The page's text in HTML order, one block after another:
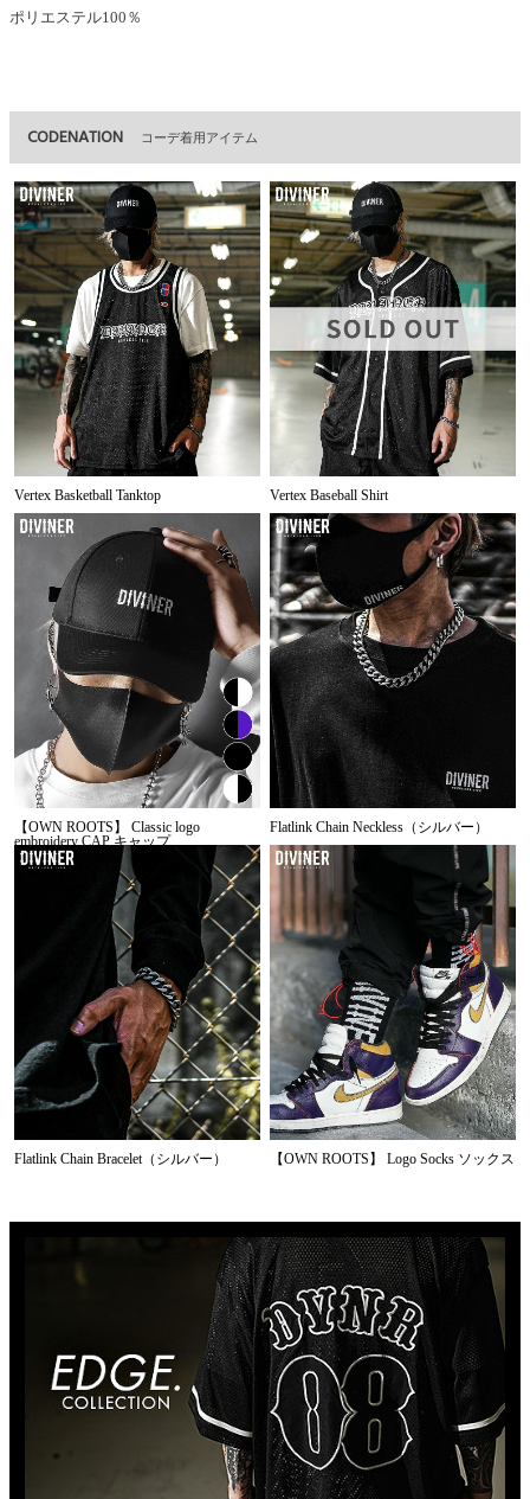
ポリエステル100％
CODENATION コーデ着用アイテム
Vertex Basketball Tanktop Vertex Baseball Shirt
【OWN ROOTS】 Classic logo
embroidery CAP キャップ
Flatlink Chain Neckless（シルバー）
Flatlink Chain Bracelet（シルバー） 【OWN ROOTS】 Logo Socks ソックス